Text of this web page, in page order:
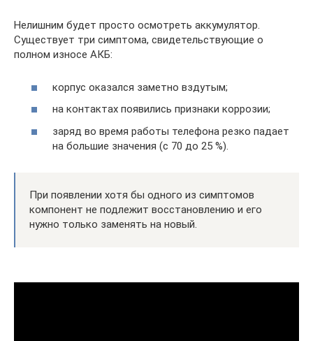
Нелишним будет просто осмотреть аккумулятор.
Существует три симптома, свидетельствующие о
полном износе АКБ:
корпус оказался заметно вздутым;
на контактах появились признаки коррозии;
заряд во время работы телефона резко падает
на большие значения (с 70 до 25 %).
При появлении хотя бы одного из симптомов
компонент не подлежит восстановлению и его
нужно только заменять на новый.